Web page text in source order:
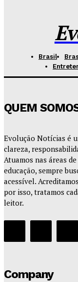
Brasil
QUEM
Evolução Notícias é
clareza,
Atuamos nas áreas
educação, sempre
acessível.
por isso, tratamos
leitor.
Company